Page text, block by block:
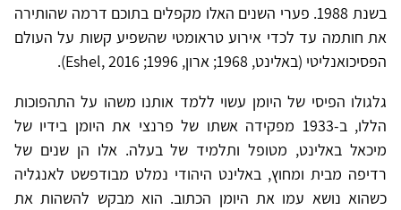
בשנת 1988. פערי השנים האלו מקפלים בתוכם דרמה שהותירה
את חותמה עד לכדי אירוע טראומטי שהשפיע קשות על העולם
הפסיכואנליטי (באלינט, 1968; ארון, 1996; Eshel, 2016).
גלגולו הפיסי של היומן עשוי ללמד אותנו משהו על התהפוכות
הללו, ב-1933 מפקידה אשתו של פרנצי את היומן בידיו של
מיכאל באלינט, מטופל ותלמיד של בעלה. אלו הן שנים של
רדיפה מבית ומחוץ, באלינט היהודי נמלט מבודפשט לאנגליה
כשהוא נושא עמו את היומן הכתוב. הוא מבקש להשהות את